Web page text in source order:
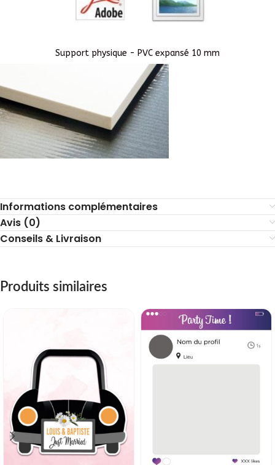
Support physique - PVC expansé 10 mm
Informations complémentaires
Avis (0)
Conseils & Livraison
Produits similaires